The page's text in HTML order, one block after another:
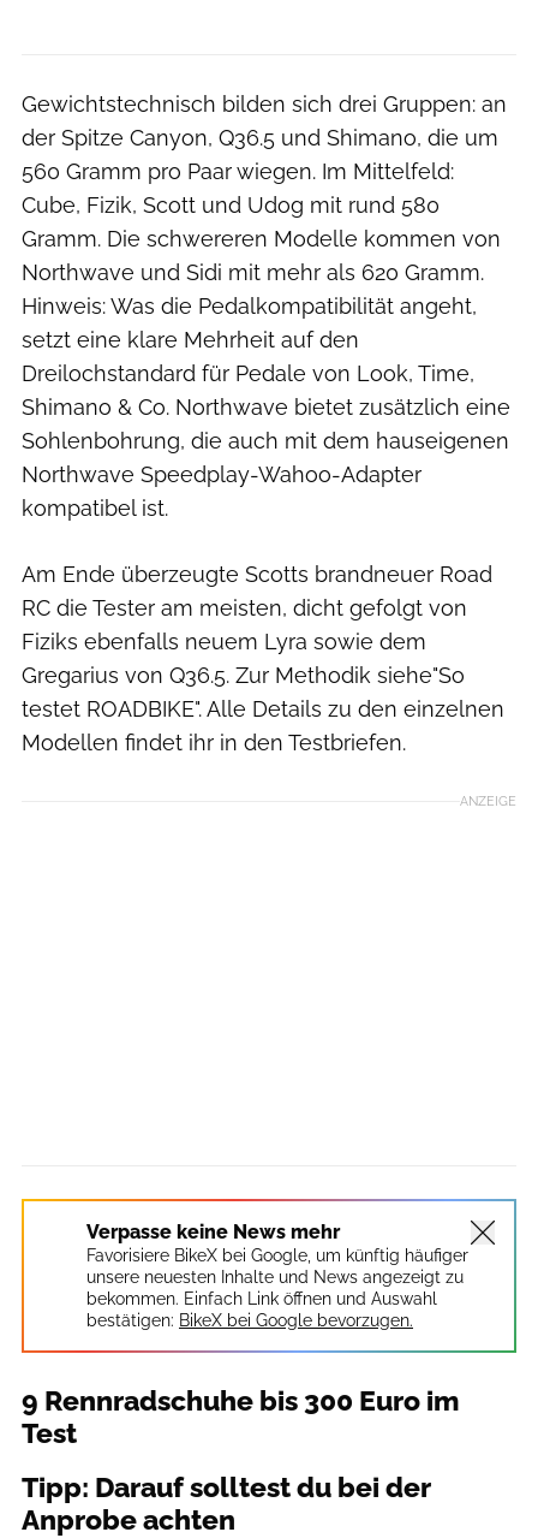
Gewichtstechnisch bilden sich drei Gruppen: an
der Spitze Canyon, Q36.5 und Shimano, die um
560 Gramm pro Paar wiegen. Im Mittelfeld:
Cube, Fizik, Scott und Udog mit rund 580
Gramm. Die schwereren Modelle kommen von
Northwave und Sidi mit mehr als 620 Gramm.
Hinweis: Was die Pedalkompatibilität angeht,
setzt eine klare Mehrheit auf den
Dreilochstandard für Pedale von Look, Time,
Shimano & Co. Northwave bietet zusätzlich eine
Sohlenbohrung, die auch mit dem hauseigenen
Northwave Speedplay-Wahoo-Adapter
kompatibel ist.
Am Ende überzeugte Scotts brandneuer Road
RC die Tester am meisten, dicht gefolgt von
Fiziks ebenfalls neuem Lyra sowie dem
Gregarius von Q36.5. Zur Methodik siehe"So
testet ROADBIKE". Alle Details zu den einzelnen
Modellen findet ihr in den Testbriefen.
ANZEIGE
Verpasse keine News mehr
Favorisiere BikeX bei Google, um künftig häufiger
unsere neuesten Inhalte und News angezeigt zu
bekommen. Einfach Link öffnen und Auswahl
bestätigen: BikeX bei Google bevorzugen.
9 Rennradschuhe bis 300 Euro im
Test
Tipp: Darauf solltest du bei der
Anprobe achten